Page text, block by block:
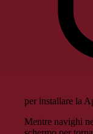
per installare la
Mentre navighi